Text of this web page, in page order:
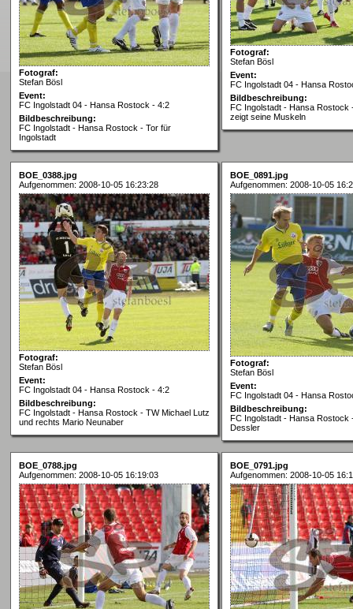
Fotograf:
Stefan Bösl
Event:
FC Ingolstadt 04 - Hansa Rostock - 4:2
Bildbeschreibung:
FC Ingolstadt - Hansa Rostock - Tor für
Ingolstadt
Fotograf:
Stefan Bösl
Event:
FC Ingolstadt 04 - Hansa
Bildbeschreibung:
FC Ingolstadt - Hansa Rostock
zeigt seine Muskeln
BOE_0388.jpg
Aufgenommen: 2008-10-05 16:23:28
Fotograf:
Stefan Bösl
Event:
FC Ingolstadt 04 - Hansa Rostock - 4:2
Bildbeschreibung:
FC Ingolstadt - Hansa Rostock - TW Michael Lutz
und rechts Mario Neunaber
BOE_0891.jpg
Aufgenommen: 2008-10-05
Fotograf:
Stefan Bösl
Event:
FC Ingolstadt 04 - Hansa
Bildbeschreibung:
FC Ingolstadt - Hansa Rostock
Dessler
BOE_0788.jpg
Aufgenommen: 2008-10-05 16:19:03
BOE_0791.jpg
Aufgenommen: 2008-10-05